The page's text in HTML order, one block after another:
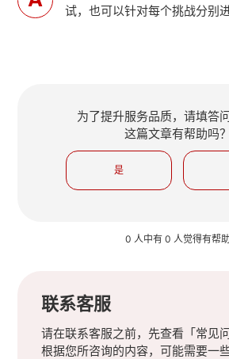
试，也可以针对每个挑战分别
为了提升服务品质，请填答问
这篇文章有帮助吗？
是
0 人中有 0 人觉得有帮
联系客服
请在联系客服之前，先查看「常见问
根据您所咨询的内容，可能需要一